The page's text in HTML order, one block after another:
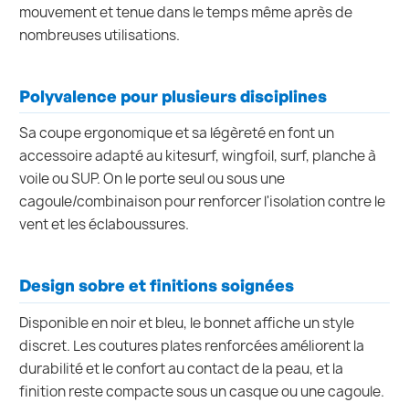
mouvement et tenue dans le temps même après de
nombreuses utilisations.
Polyvalence pour plusieurs disciplines
Sa coupe ergonomique et sa légèreté en font un
accessoire adapté au kitesurf, wingfoil, surf, planche à
voile ou SUP. On le porte seul ou sous une
cagoule/combinaison pour renforcer l'isolation contre le
vent et les éclaboussures.
Design sobre et finitions soignées
Disponible en noir et bleu, le bonnet affiche un style
discret. Les coutures plates renforcées améliorent la
durabilité et le confort au contact de la peau, et la
finition reste compacte sous un casque ou une cagoule.